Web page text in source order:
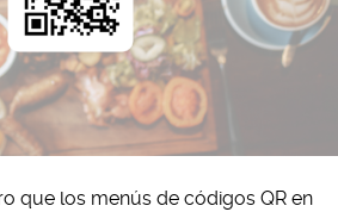
que los menús de códigos QR en